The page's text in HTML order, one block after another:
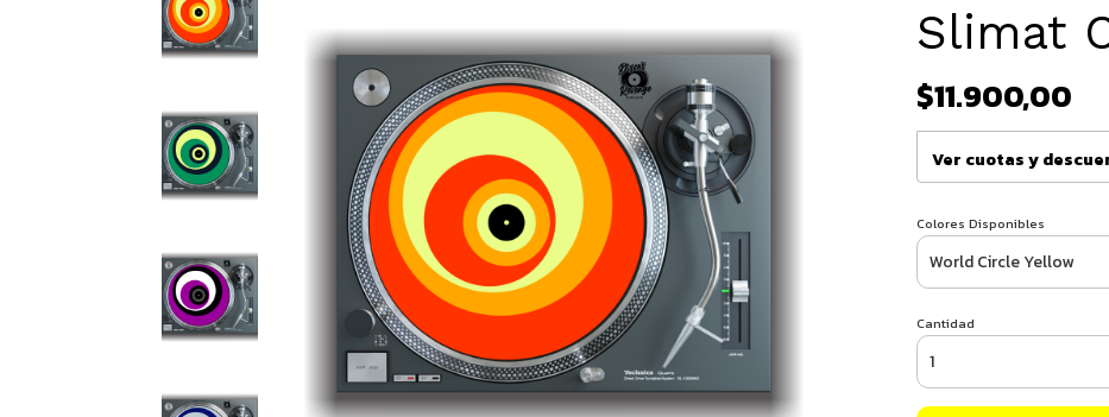
Slimat
$11.900,00
Ver cuotas y
Colores Disponibles
Cantidad